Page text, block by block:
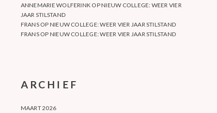
ANNEMARIE WOLFERINK OPNIEUW COLLEGE: WEER VIER
JAAR STILSTAND
FRANSOP NIEUW COLLEGE: WEER VIER JAAR STILSTAND
FRANSOP NIEUW COLLEGE: WEER VIER JAAR STILSTAND
ARCHIEF
MAART 2026